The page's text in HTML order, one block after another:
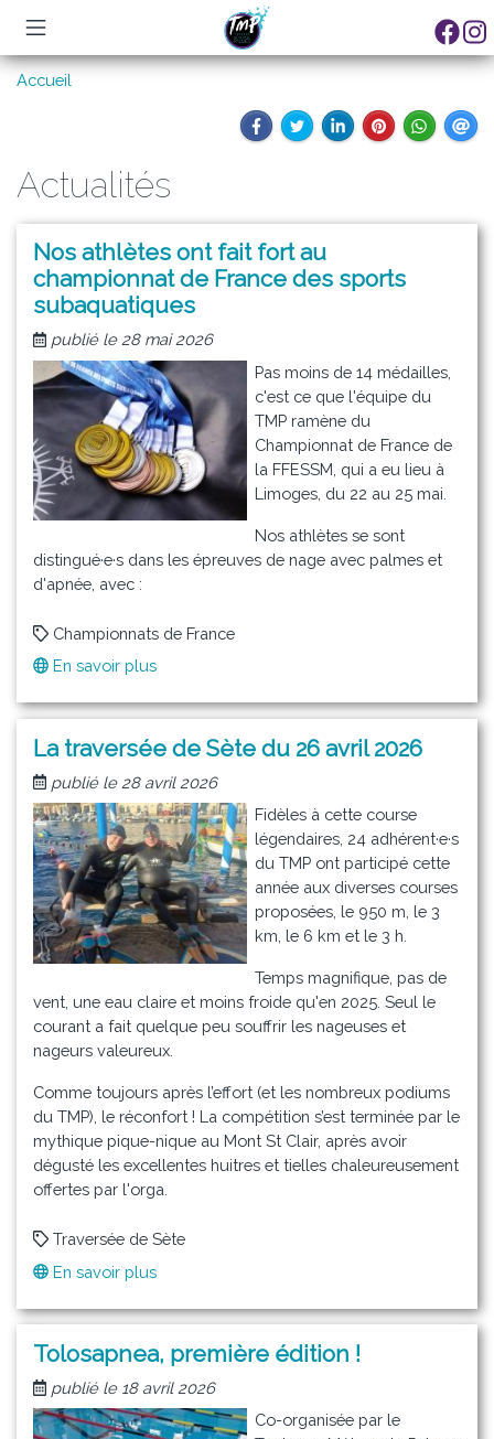
Aller
auFil
Accueil
Actualités
Nos athlètes ont fait fort au
championnat de France des sports
subaquatiques
publié le 28 mai 2026
Pas moins de 14 médailles,
c'est ce que l'équipe du
TMP ramène du
Championnat de France de
la FFESSM, qui a eu lieu à
Limoges, du 22 au 25 mai.
Nos athlètes se sont
distingué·e·s dans les épreuves de nage avec palmes et
d'apnée, avec :
Championnats de France
En savoir plus
athlètes
fait
fort
au
championnat
de
France
des
sports
subaquatiques
La traversée de Sète du 26 avril 2026
publié le 28 avril 2026
Fidèles à cette course
légendaires, 24 adhérent·e·s
du TMP ont participé cette
année aux diverses courses
proposées, le 950 m, le 3
km, le 6 km et le 3 h.
Temps magnifique, pas de
vent, une eau claire et moins froide qu'en 2025. Seul le
courant a fait quelque peu souffrir les nageuses et
nageurs valeureux.
Comme toujours après l’effort (et les nombreux podiums
du TMP), le réconfort ! La compétition s’est terminée par le
mythique pique-nique au Mont St Clair, après avoir
dégusté les excellentes huitres et tielles chaleureusement
offertes par l'orga.
Traversée de Sète
En savoir plus
traversée
de
Sète
du
26
Tolosapnea, première édition !
publié le 18 avril 2026
Co-organisée par le